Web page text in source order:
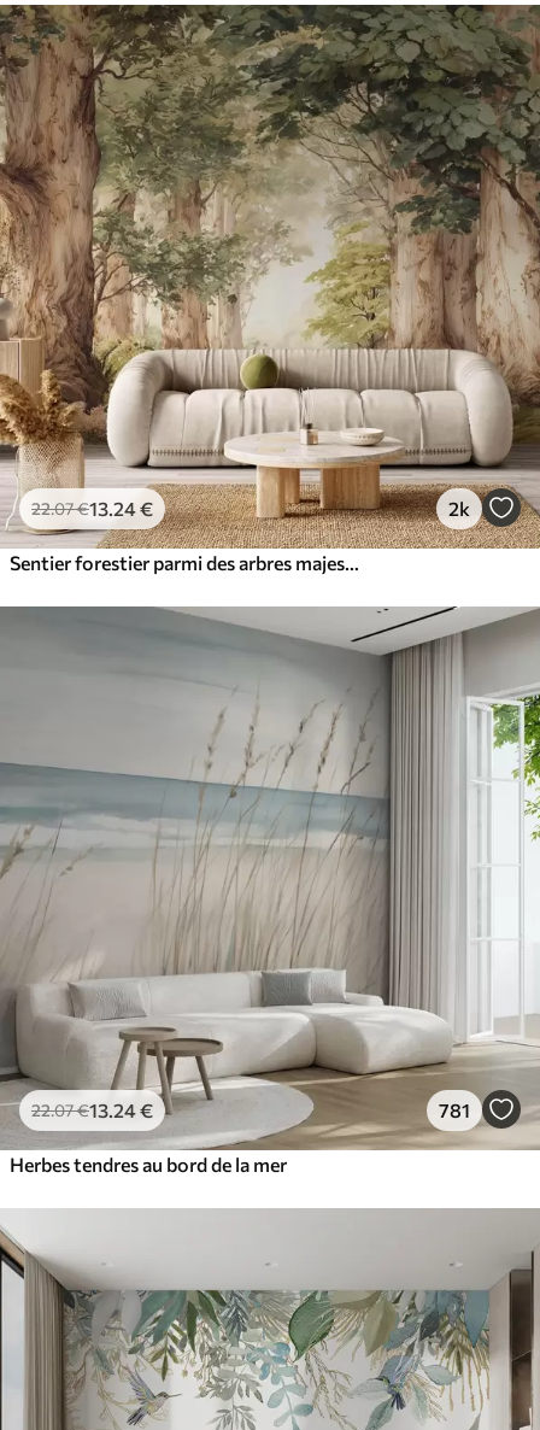
22.07€13 .24€ 2k
22.07€13 .24€ 781
Herbes tendres au bord de la mer